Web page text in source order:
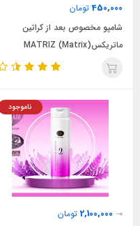
450,000تومان
شامپو مخصوص بعد از کراتین
ماتریکس(Matrix) MATRIZ
0
2,100,000 تومان
ناموجود